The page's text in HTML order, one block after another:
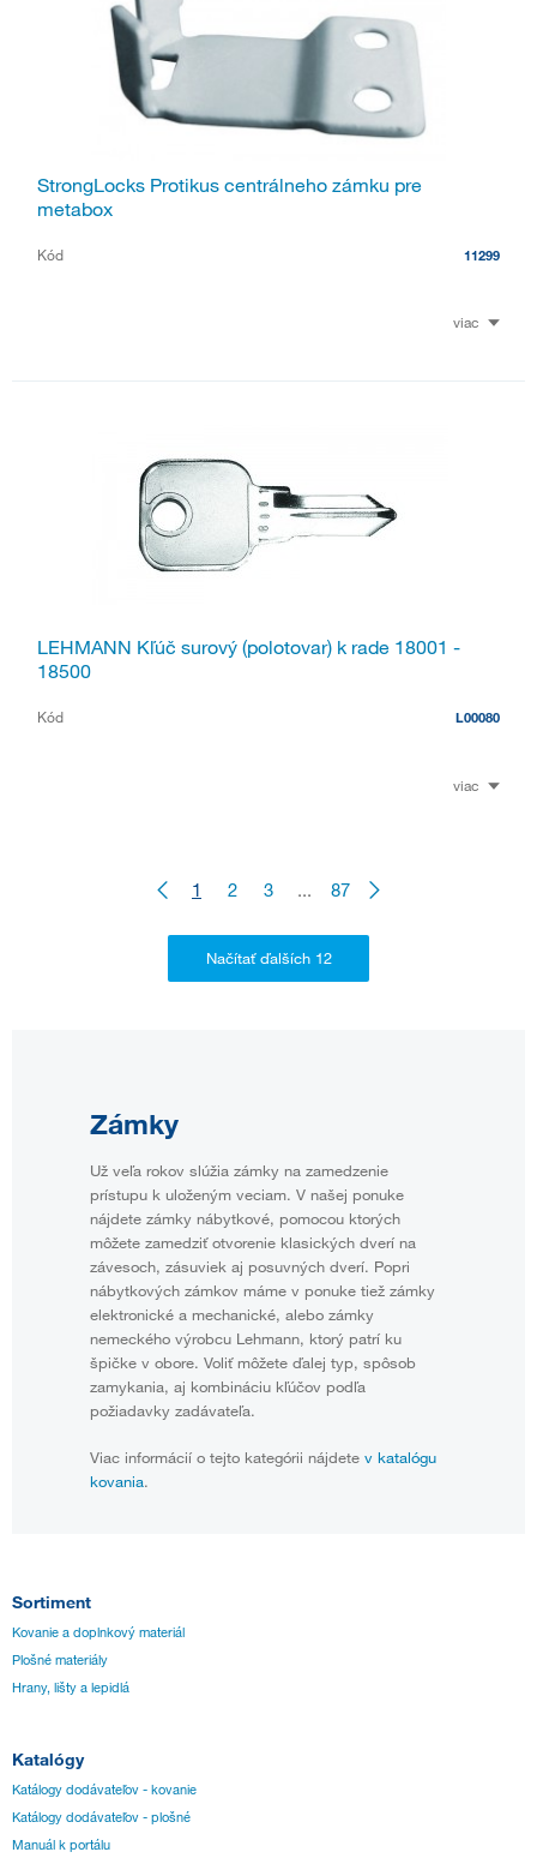
StrongLocks Protikus centrálneho zámku pre
metabox
Kód 11299
viac
LEHMANN Kľúč surový (polotovar) k rade 18001 -
18500
Kód L00080
viac
1 2 3 ... 87
Zámky
Už veľa rokov slúžia zámky na zamedzenie
prístupu k uloženým veciam. V našej ponuke
nájdete zámky nábytkové, pomocou ktorých
môžete zamedziť otvorenie klasických dverí na
závesoch, zásuviek aj posuvných dverí. Popri
nábytkových zámkov máme v ponuke tiež zámky
elektronické a mechanické, alebo zámky
nemeckého výrobcu Lehmann, ktorý patrí ku
špičke v obore. Voliť môžete ďalej typ, spôsob
zamykania, aj kombináciu kľúčov podľa
požiadavky zadávateľa.
Viac informácií o tejto kategórii nájdete v katalógu
kovania.
Sortiment
Kovanie a doplnkový materiál
Plošné materiály
Hrany, lišty a lepidlá
Katalógy
Katálogy dodávateľov - kovanie
Katálogy dodávateľov - plošné
Manuál k portálu